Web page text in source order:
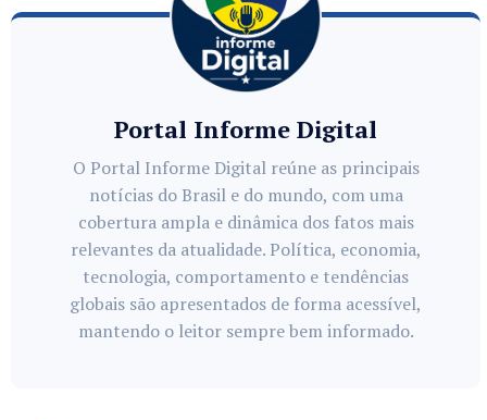
Portal Informe Digital
O Portal Informe Digital reúne as principais
notícias do Brasil e do mundo, com uma
cobertura ampla e dinâmica dos fatos mais
relevantes da atualidade. Política, economia,
tecnologia, comportamento e tendências
globais são apresentados de forma acessível,
mantendo o leitor sempre bem informado.